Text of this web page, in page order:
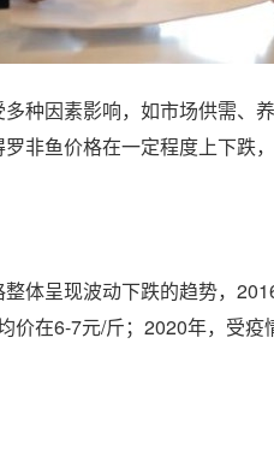
种因素影响，如市场供需、
非鱼价格在一定程度上下跌
体呈现波动下跌的趋势，
价在6-7元/斤；2020年，受